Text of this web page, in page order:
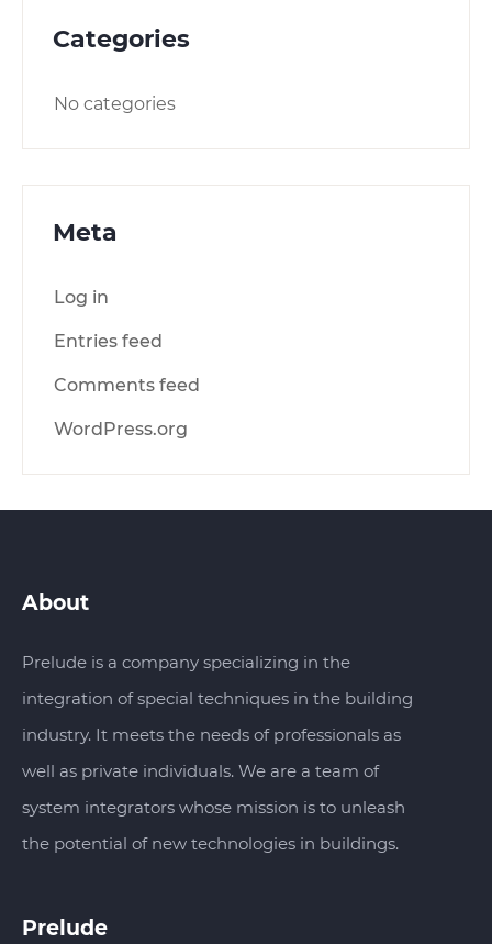
Categories
No categories
Meta
Log in
Entries feed
Comments feed
WordPress.org
About
Prelude is a company specializing in the
integration of special techniques in the building
industry. It meets the needs of professionals as
well as private individuals. We are a team of
system integrators whose mission is to unleash
the potential of new technologies in buildings.
Prelude